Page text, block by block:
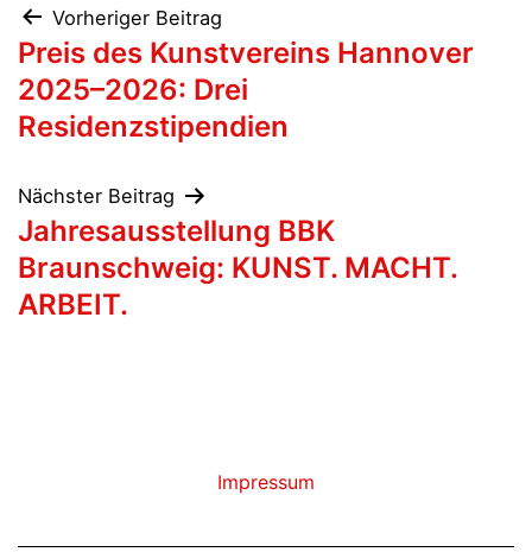
Beitragsnavigation
Vorheriger Beitrag
Preis des Kunstvereins Hannover
2025–2026: Drei
Residenzstipendien
Nächster Beitrag
Jahresausstellung BBK
Braunschweig: KUNST. MACHT.
ARBEIT.
Impressum